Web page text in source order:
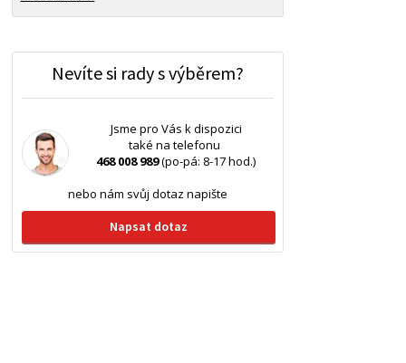
Nevíte si rady s výběrem?
Jsme pro Vás k dispozici
také na telefonu
468 008 989(po-pá: 8-17 hod.)
nebo nám svůj dotaz napište
Napsat dotaz